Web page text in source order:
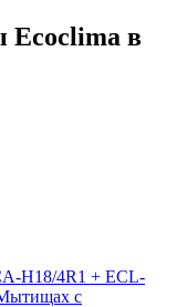
Ecoclima в
H18/4R1 + ECL-
с